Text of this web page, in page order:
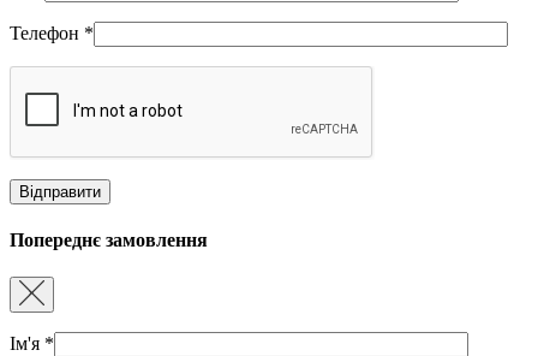
Телефон *
Попереднє замовлення
Ім'я *